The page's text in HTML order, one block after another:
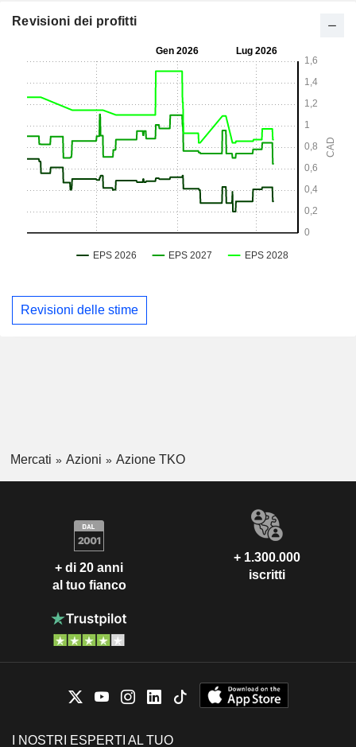
Revisioni dei profitti
Revisioni delle stime
Mercati Azioni Azione TKO
+ di 20 anni
al tuo fianco
+ 1.300.000
iscritti
I NOSTRI ESPERTI AL TUO